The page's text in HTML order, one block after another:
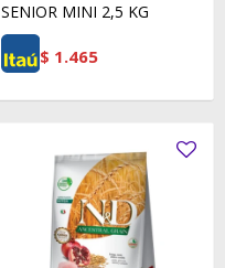
SENIOR MINI 2,5 KG
$ 1.465